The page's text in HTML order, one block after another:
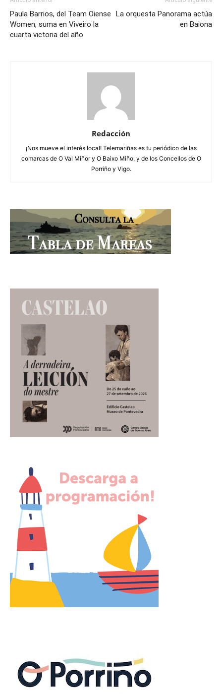
Paula Barrios, del Team Oiense
Women, suma en Viveiro la
cuarta victoria del año
La orquesta Panorama actúa
en Baiona
Redacción
¡Nos mueve el interés local! Telemariñas es tu periódico de las
comarcas de O Val Miñor y O Baixo Miño, y de los Concellos de O
Porriño y Vigo.